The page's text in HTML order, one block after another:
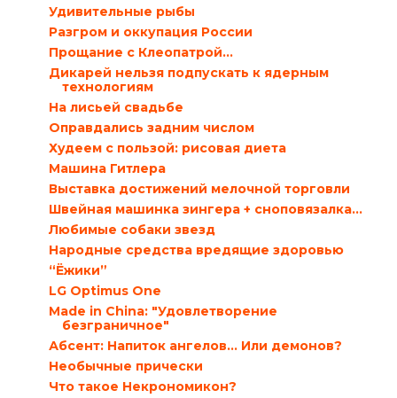
Удивительные рыбы
Разгром и оккупация России
Прощание с Клеопатрой…
Дикарей нельзя подпускать к ядерным
технологиям
На лисьей свадьбе
Оправдались задним числом
Худеем с пользой: рисовая диета
Машина Гитлера
Выставка достижений мелочной торговли
Швейная машинка зингера + сноповязалка...
Любимые собаки звезд
Народные средства вредящие здоровью
“Ёжики”
LG Optimus One
Мade in China: "Удовлетворение
безграничное"
Абсент: Напиток ангелов… Или демонов?
Необычные прически
Что такое Некрономикон?